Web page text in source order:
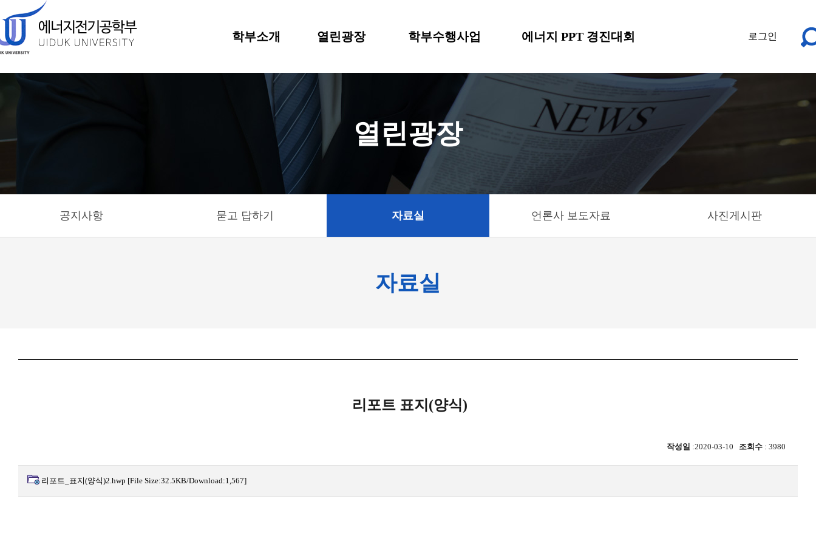
학부소개 열린광장 학부수행사업 에너지 PPT 경진대회 로그인
열린광장
공지사항 묻고 답하기 자료실 언론사 보도자료 사진게시판
자료실
리포트 표지(양식)
작성일 :2020-03-10 조회수 : 3980
리포트_표지(양식)2.hwp [File Size:32.5KB/Download:1,567]